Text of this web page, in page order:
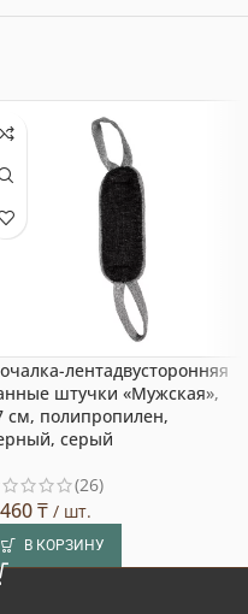
лентадвусторонняя
штучки «Мужская»,
см, полипропилен,
серый
(26)
₸ / шт.
В КОРЗИНУ